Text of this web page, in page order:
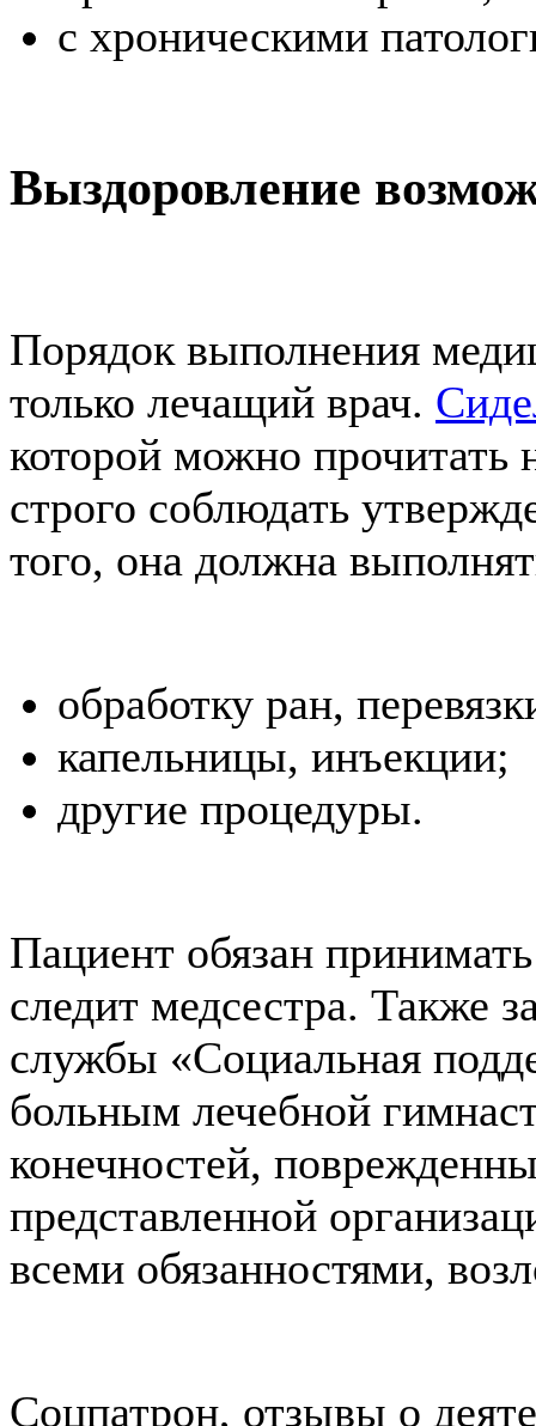
с хроническими
Выздоровление
Порядок выполнения
только лечащий врач.
которой можно прочитать
строго соблюдать
того, она должна
обработку ран,
капельницы, инъекции;
другие процедуры.
Пациент обязан
следит медсестра. Также
службы «Социальная
больным лечебной
конечностей,
представленной
всеми обязанностями,
Соцпатрон, отзывы о